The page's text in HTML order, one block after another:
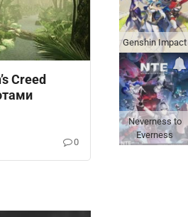
Creed
0
Genshin Impact
Neverness to
Everness